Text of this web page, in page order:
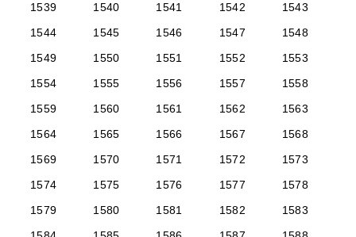
1539
1540 1541 1542
1543
1544
1545 1546 1547
1548
1549
1550 1551 1552
1553
1554
1555 1556 1557
1558
1559
1560 1561 1562
1563
1564
1565 1566 1567
1568
1569
1570 1571 1572
1573
1574
1575 1576 1577
1578
1579
1580 1581 1582
1583